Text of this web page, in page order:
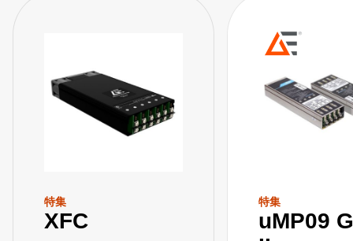
特集
XFC
特集
uMP09